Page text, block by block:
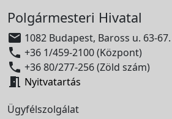
Polgármesteri Hivatal
 1082 Budapest, Baross u. 63-67.
 +36 1/459-2100 (Központ)
 +36 80/277-256 (Zöld szám)
 Nyitvatartás
Ügyfélszolgálat